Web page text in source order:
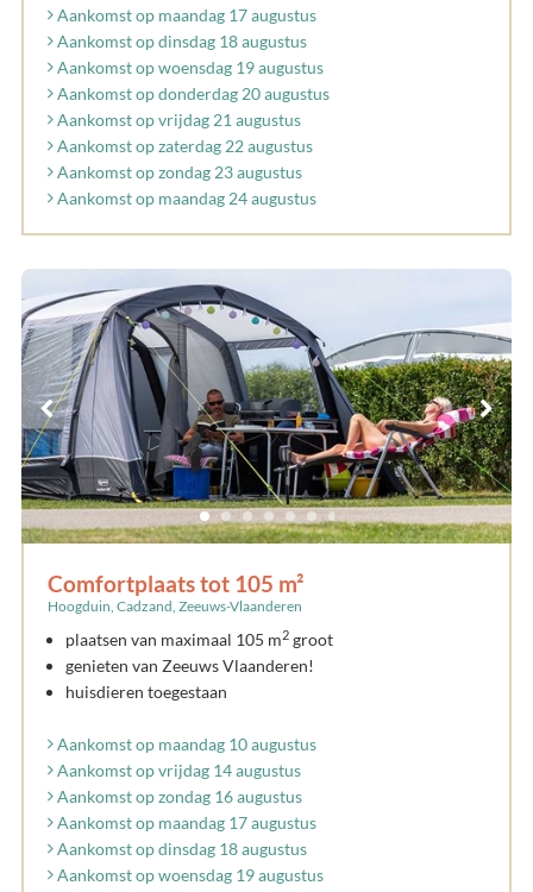
Aankomst op maandag 17 augustus
Aankomst op dinsdag 18 augustus
Aankomst op woensdag 19 augustus
Aankomst op donderdag 20 augustus
Aankomst op vrijdag 21 augustus
Aankomst op zaterdag 22 augustus
Aankomst op zondag 23 augustus
Aankomst op maandag 24 augustus
Comfortplaats tot 105 m²
Hoogduin, Cadzand, Zeeuws-Vlaanderen
plaatsen van maximaal 105 m2 groot
genieten van Zeeuws Vlaanderen!
huisdieren toegestaan
Aankomst op maandag 10 augustus
Aankomst op vrijdag 14 augustus
Aankomst op zondag 16 augustus
Aankomst op maandag 17 augustus
Aankomst op dinsdag 18 augustus
Aankomst op woensdag 19 augustus